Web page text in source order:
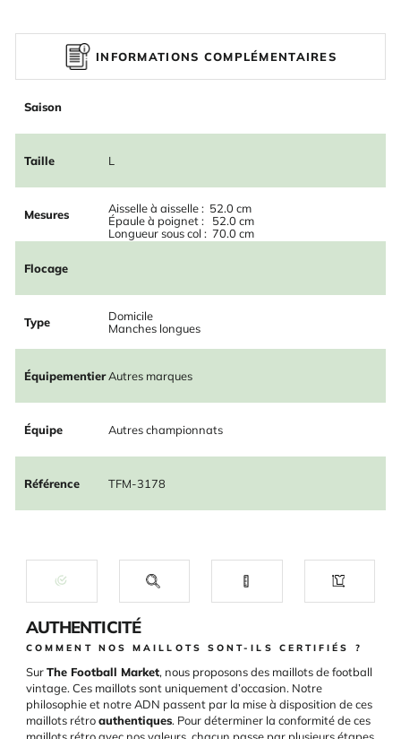
INFORMATIONS COMPLÉMENTAIRES
Saison
Taille L
Mesures
Aisselle à aisselle : 52.0 cm
Épaule à poignet : 52.0 cm
Longueur sous col : 70.0 cm
Flocage
Type
Domicile
Manches longues
ÉquipementierAutres marques
Équipe Autres championnats
Référence TFM-3178
AUTHENTICITÉ
COMMENT NOS MAILLOTS SONT-ILS CERTIFIÉS ?
SurThe Football Market, nous proposons des maillots de football
vintage. Ces maillots sont uniquement d’occasion. Notre
philosophie et notre ADN passent par la mise à disposition de ces
maillots rétroauthentiques. Pour déterminer la conformité de ces